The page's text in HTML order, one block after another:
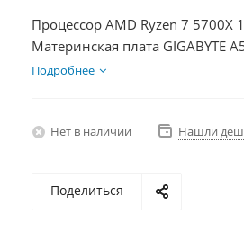
Процессор AMD Ryzen 7 5700X
Материнская плата GIGABYTE
Видеокарта RTX 3050 6Гб,
Подробнее
Нет в наличии Нашли
Поделиться